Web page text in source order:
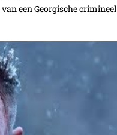
een Georgische crimineel